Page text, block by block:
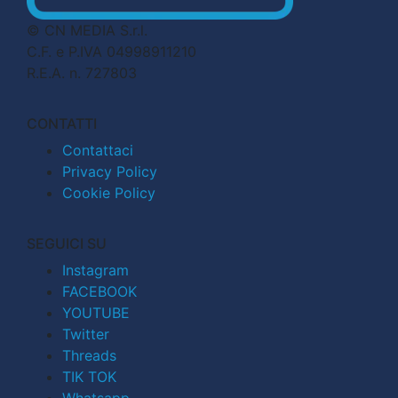
© CN MEDIA S.r.l.
C.F. e P.IVA 04998911210
R.E.A. n. 727803
CONTATTI
Contattaci
Privacy Policy
Cookie Policy
SEGUICI SU
Instagram
FACEBOOK
YOUTUBE
Twitter
Threads
TIK TOK